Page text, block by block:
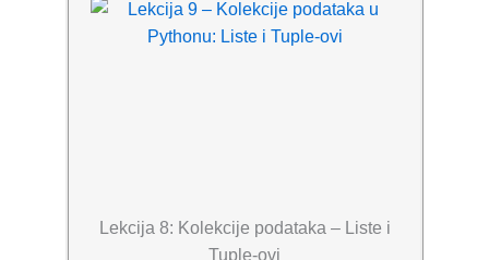
Lekcija 8: Kolekcije podataka – Liste i
Tuple-ovi